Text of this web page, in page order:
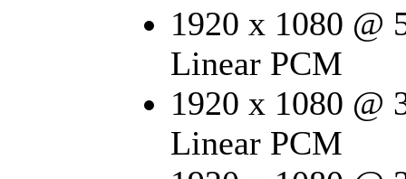
1920 x 1080 @
Linear PCM
1920 x 1080 @
Linear PCM